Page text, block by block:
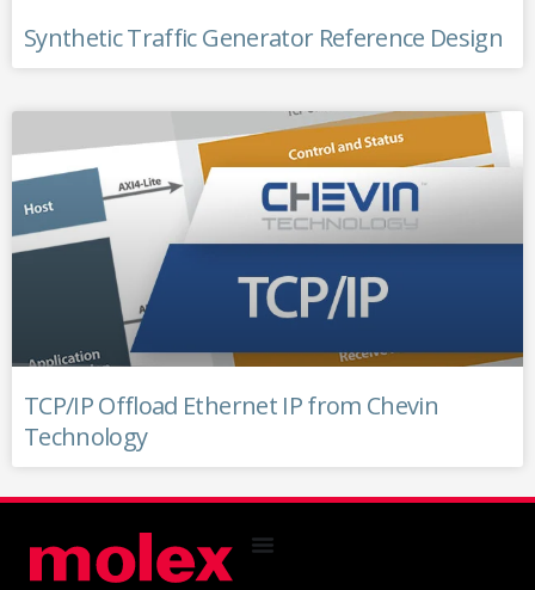
Synthetic Traffic Generator Reference Design
TCP/IP Offload Ethernet IP from Chevin
Technology